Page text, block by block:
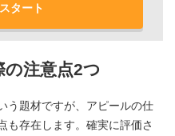
タート
注意点2つ
う題材ですが、アピールの仕
も存在します。確実に評価さ